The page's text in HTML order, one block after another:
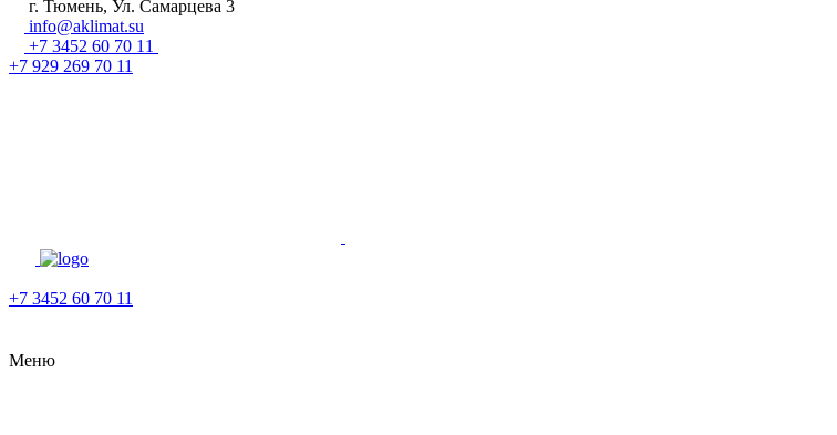
г. Тюмень, Ул. Самарцева 3
info@aklimat.su
+7 3452 60 70 11
+7 929 269 70 11
+7 3452 60 70 11
Меню